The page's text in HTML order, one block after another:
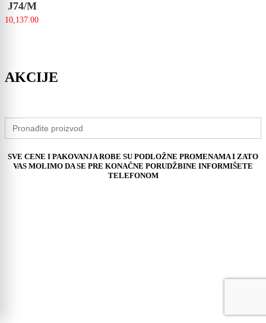
J74/M
10,137.00
AKCIJE
Search
for:
SVE CENE I PAKOVANJA ROBE SU PODLOŽNE PROMENAMA I ZATO
VAS MOLIMO DA SE PRE KONAČNE PORUDŽBINE INFORMIŠETE
TELEFONOM